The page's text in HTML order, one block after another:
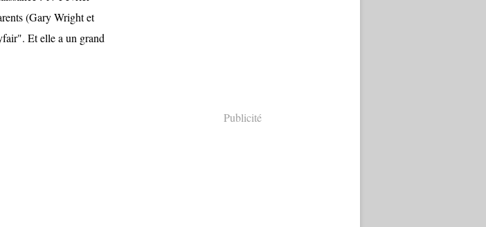
(Gary Wright et
Et elle a un grand
Publicité